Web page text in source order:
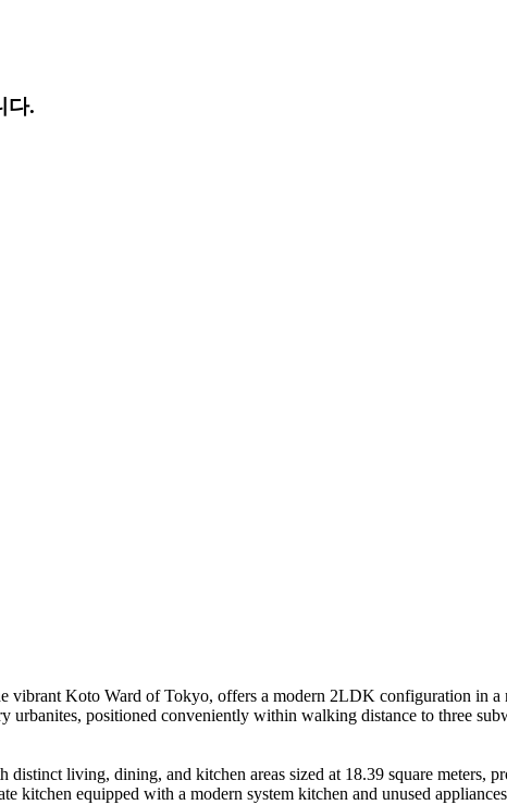
다.
vibrant Koto Ward of Tokyo, offers a modern 2LDK configuration in
urbanites, positioned conveniently within walking distance to three
distinct living, dining, and kitchen areas sized at 18.39 square
kitchen equipped with a modern system kitchen and unused